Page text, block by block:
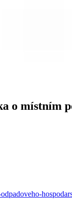
o místním